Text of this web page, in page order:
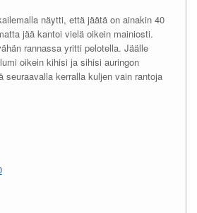
näytti, että jäätä on ainakin 40
jää kantoi vielä oikein mainiosti.
rannassa yritti pelotella. Jäälle
oikein kihisi ja sihisi auringon
seuraavalla kerralla kuljen vain rantoja